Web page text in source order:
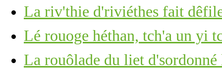
La riv'thie d'riviéthes fait
Lé rouoge héthan, tch'a un yi
La rouôlade du liet d'sordonné